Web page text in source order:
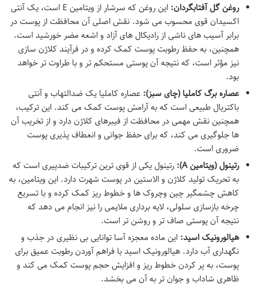
روغن گل آفتابگردان:
این روغن که سرشار از ویتامین E است، یک آنتی
اکسیدان قوی محسوب می شود. نقش اصلی آن محافظت از پوست در
برابر آسیب های ناشی از رادیکال های آزاد و اشعه مضر خورشید است.
همچنین، به حفظ رطوبت پوست کمک کرده و در فرآیند کلاژن سازی
نیز مؤثر است، که نتیجه آن پوستی مستحکم تر و با طراوت تر خواهد
بود.
عصاره برگ کاملیا (چای سبز): عصاره کاملیا یک ضدالتهاب و آنتی
باکتریال طبیعی است که به آرامش پوست کمک می کند. این ترکیب،
همچنین نقش مهمی در محافظت از فیبرهای کلاژن دارد و از تخریب آن
ها جلوگیری می کند، که برای حفظ جوانی و انعطاف پذیری پوست
ضروری است.
رتینول (ویتامین A):
رتینول یکی از قوی ترین ترکیبات ضدپیری است که
به تحریک تولید کلاژن و الاستین در پوست شهرت دارد. این ویتامین، به
کاهش چشمگیر چین وچروک ها و خطوط ریز کمک کرده و با تسریع
چرخه بازسازی سلولی، لایه برداری ملایمی را نیز انجام می دهد که
نتیجه آن پوستی صاف تر و روشن تر است.
هیالورونیک اسید: این ماده معجزه آسا توانایی بی نظیری در جذب و
نگهداری آب دارد. هیالورونیک اسید با فراهم آوردن رطوبت عمیق برای
پوست، به پر کردن خطوط ریز و افزایش حجم پوست کمک می کند و
ظاهری شاداب و جوان تر به آن می بخشد.